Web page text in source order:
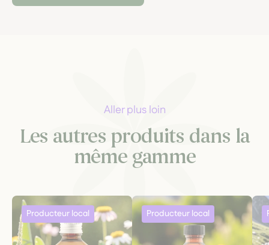
aromates) issus de plantes transformées par leurs
Aller plus loin
Les autres produits dans la
même gamme